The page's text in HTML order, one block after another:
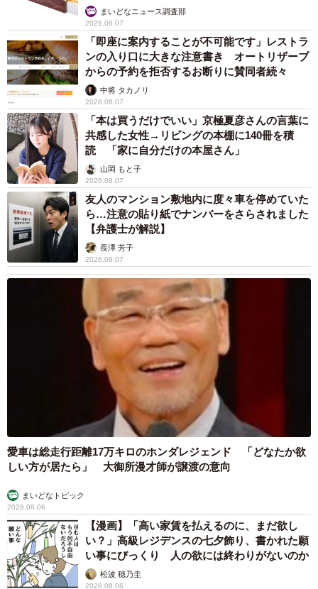
まいどなニュース調査部
2026.08.07
「即座に案内することが不可能です」レストラ
ンの入り口に大きな注意書き オートリザーブ
からの予約を拒否するお断りに賛同者続々
中将 タカノリ
2026.08.07
「本は買うだけでいい」京極夏彦さんの言葉に
共感した女性→リビングの本棚に140冊を積
読 「家に自分だけの本屋さん」
山岡 もと子
2026.08.07
友人のマンション敷地内に度々車を停めていた
ら…注意の貼り紙でナンバーをさらされました
【弁護士が解説】
長澤 芳子
2026.08.07
愛車は総走行距離17万キロのホンダレジェンド 「どなたか欲
しい方が居たら」 大御所漫才師が譲渡の意向
まいどなトピック
2026.08.06
【漫画】「高い家賃を払えるのに、まだ欲し
い？」高級レジデンスの七夕飾り、書かれた願
い事にびっくり 人の欲には終わりがないのか
松波 穂乃圭
2026.08.06